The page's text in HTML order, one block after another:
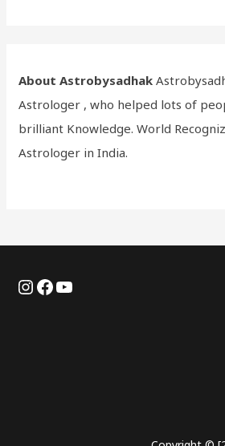
About Astrobysadhak
Astrologer , who helped lots of
brilliant Knowledge. World
Astrologer in India.